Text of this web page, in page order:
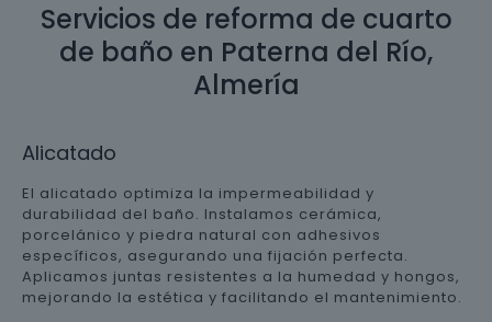
Servicios de reforma de cuarto
de baño en Paterna del Río,
Almería
Alicatado
El alicatado optimiza la impermeabilidad y
durabilidad del baño. Instalamos cerámica,
porcelánico y piedra natural con adhesivos
específicos, asegurando una fijación perfecta.
Aplicamos juntas resistentes a la humedad y hongos,
mejorando la estética y facilitando el mantenimiento.